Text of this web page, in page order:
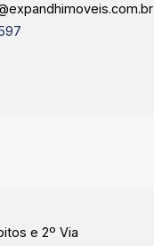
e 2º Via